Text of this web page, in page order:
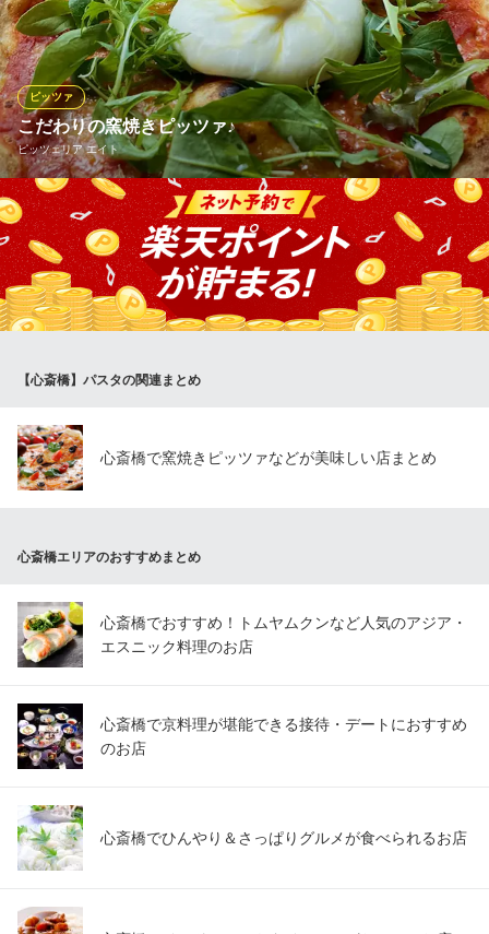
っちりになります！ですが、自然の酵母は配合バランスが非常に
難しく、美味しいピザを作りたい気持ちで試行錯誤し10年！つい
に最高のピザ生地にたどり着きました！北海道産高級小麦粉を5種
ブレンド・イタリアの甘塩・秋田の天然酵母。是非お召し上がり
ください
心斎橋チェルピーナ邸
イタリアン
大阪メトロ御堂筋線心斎橋駅 徒歩1分
大阪府大阪市中央区南船場4-4-8 クリエイティブ心斎橋B1
こだわりの窯焼きピッツァ♪
ピッツェリア エイト
ピッツァ
こだわりのピッツァは977円～！定番の「マルゲリータ」の他「王
様のブッラータ」「生ハムビスマルク」「クアトロフォルマッ
ジ」など約12種取り揃えております！是非様々なお味を食べくら
べてみて下さい♪
阪神なんば線大阪難波駅 徒歩5分
【心斎橋】パスタの関連まとめ
心斎橋で窯焼きピッツァなどが美味しい店まとめ
心斎橋エリアのおすすめまとめ
心斎橋でおすすめ！トムヤムクンなど人気のアジア・
エスニック料理のお店
心斎橋で京料理が堪能できる接待・デートにおすすめ
のお店
心斎橋でひんやり＆さっぱりグルメが食べられるお店